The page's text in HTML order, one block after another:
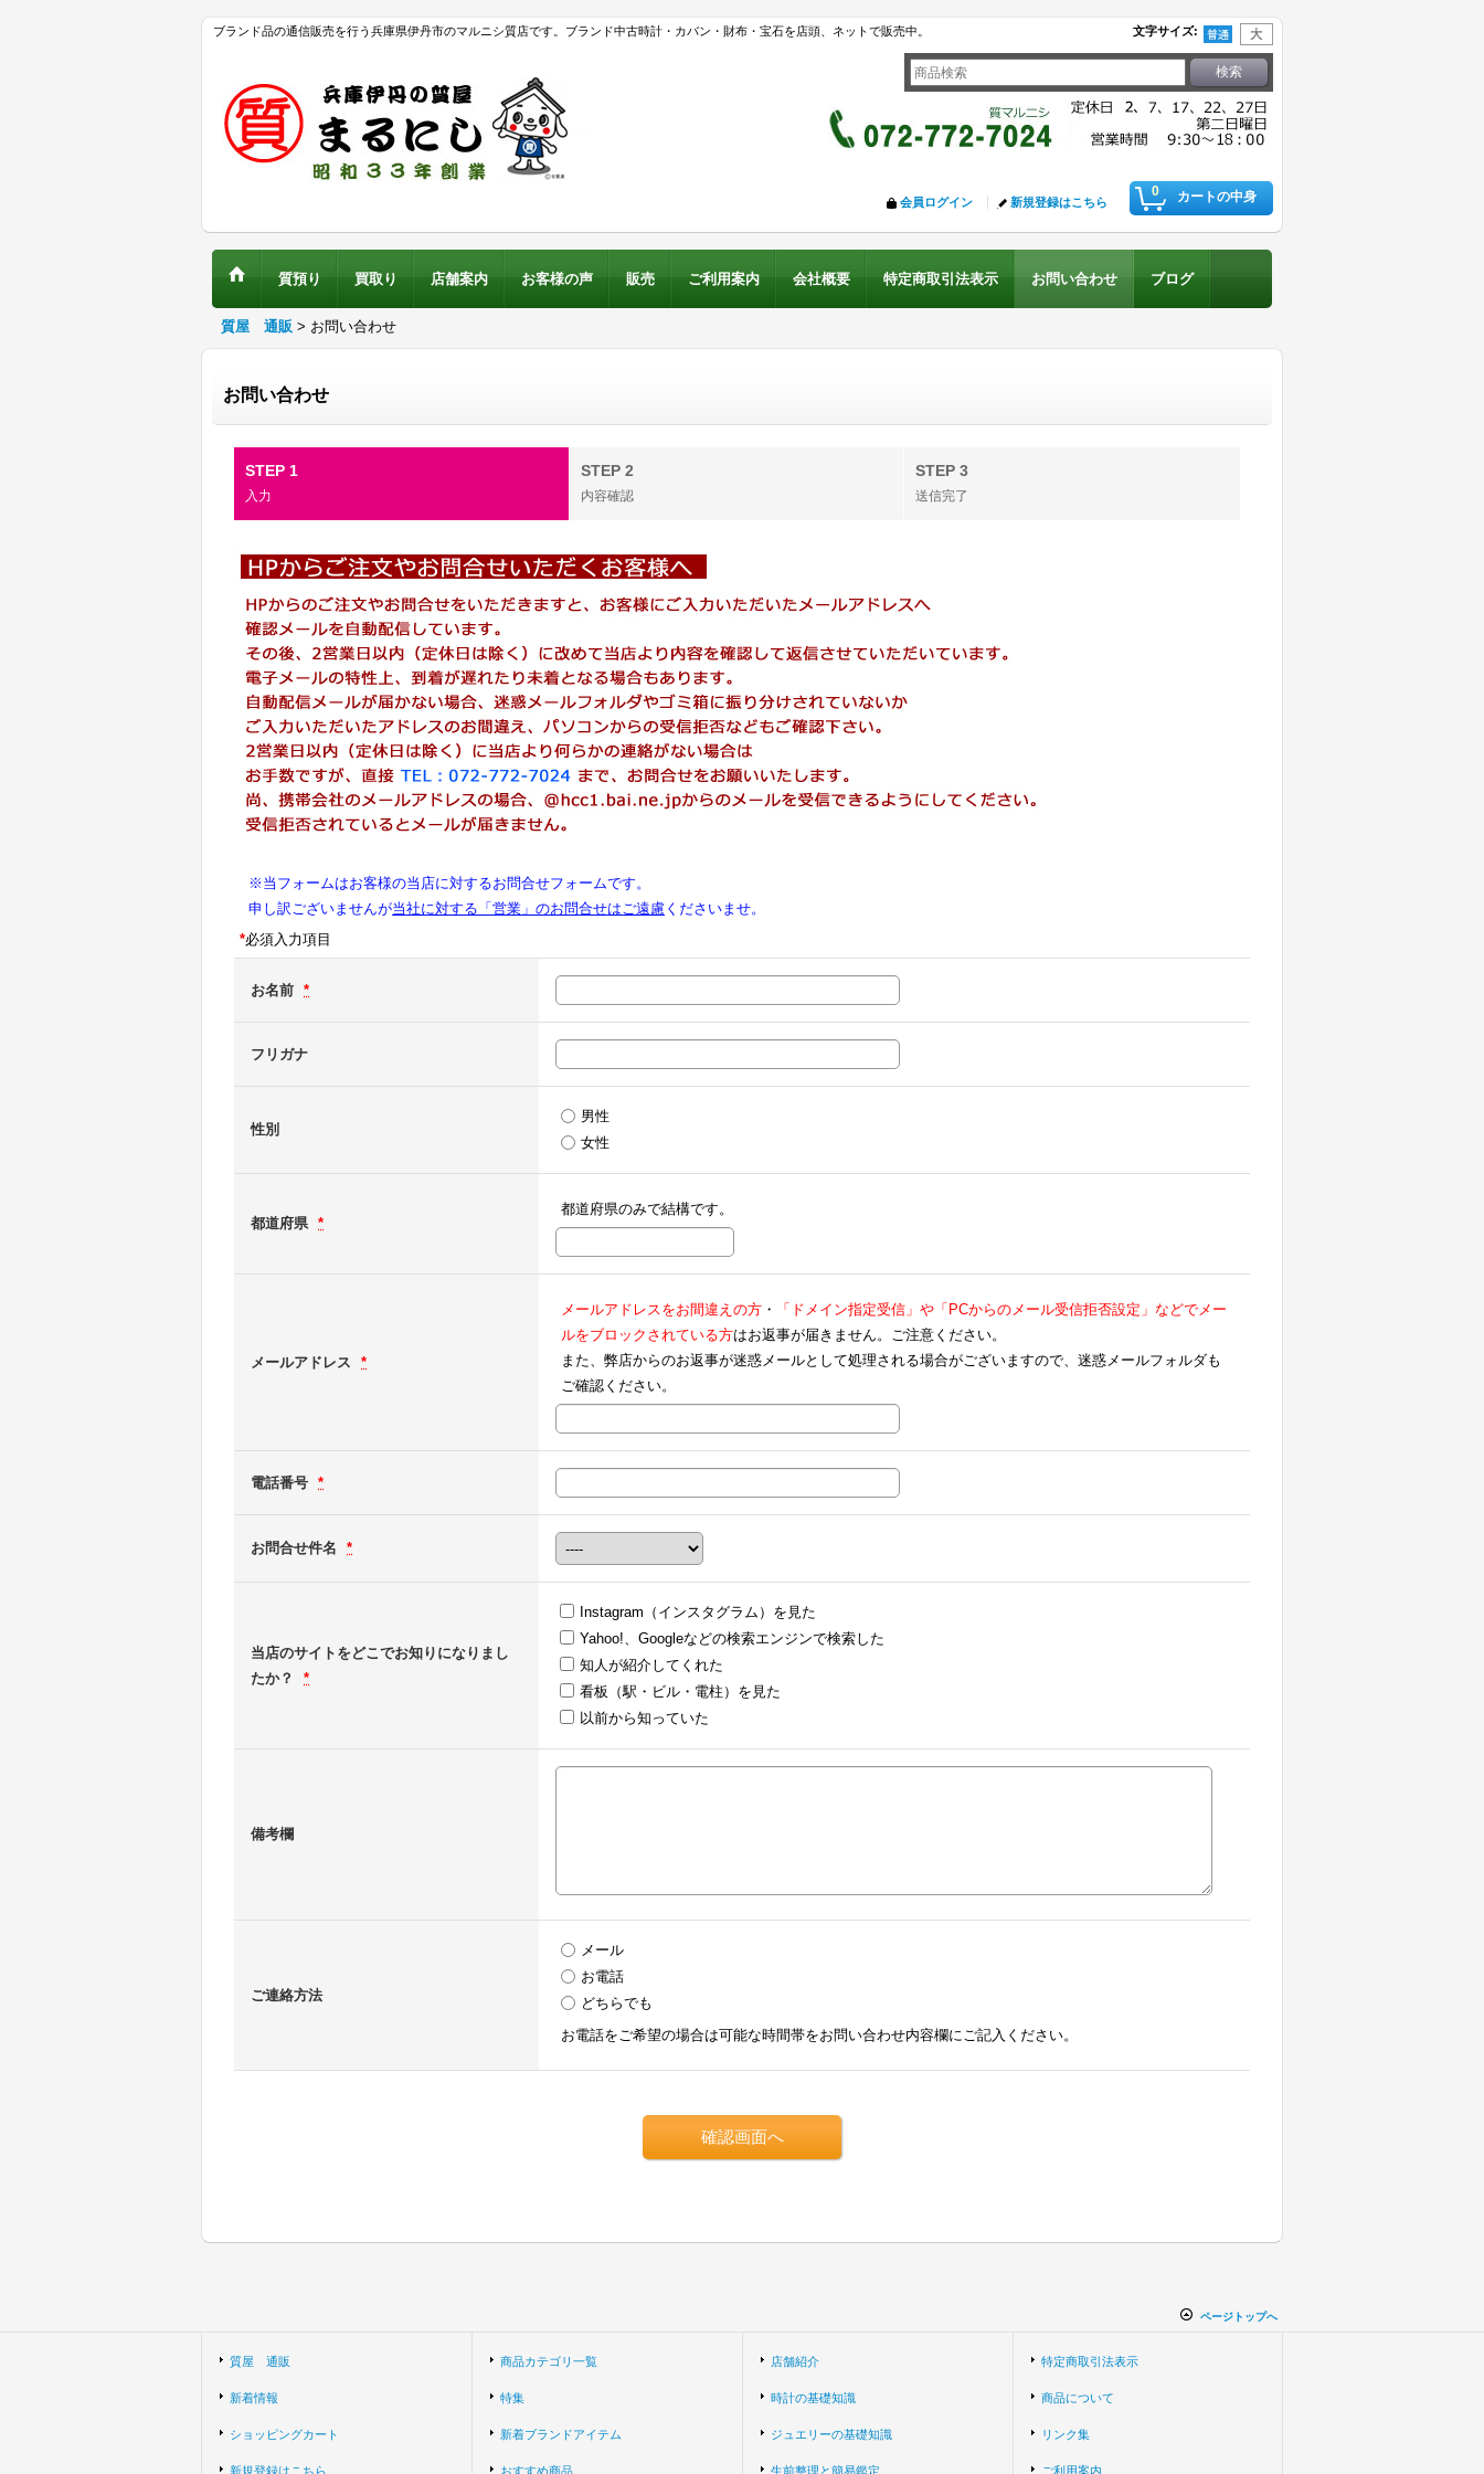
ブランド品の通信販売を行う兵庫県伊丹市のマルニシ質店です。ブランド中古時計・カバン・財布・宝石を店頭、ネットで販売中。 文字サイズ:
0 カートの中身
会員ログイン 新規登録はこちら
質預り 買取り 店舗案内 お客様の声 販売 ご利用案内 会社概要 特定商取引法表示 お問い合わせ ブログ
質屋 通販 > お問い合わせ
お問い合わせ
STEP 1
入力
STEP 2
内容確認
STEP 3
送信完了
※当フォームはお客様の当店に対するお問合せフォームです。
申し訳ございませんが当社に対する「営業」のお問合せはご遠慮 くださいませ。
*必須入力項目
お名前 *
フリガナ
性別
男性
女性
都道府県 *
都道府県のみで結構です。
メールアドレス *
メールアドレスをお間違えの方 ・
「ドメイン指定受信」や「PCからのメール受信拒否設定」などでメー
ルをブロックされている方はお返事が届きません。ご注意ください。
また、弊店からのお返事が迷惑メールとして処理される場合がございますので、迷惑メールフォルダも
ご確認ください。
電話番号 *
お問合せ件名 *
当店のサイトをどこでお知りになりまし
たか？
*
Instagram（インスタグラム）を見た
Yahoo!、Googleなどの検索エンジンで検索した
知人が紹介してくれた
看板（駅・ビル・電柱）を見た
以前から知っていた
備考欄
ご連絡方法
メール
お電話
どちらでも
お電話をご希望の場合は可能な時間帯をお問い合わせ内容欄にご記入ください。
ページトップへ
質屋 通販
新着情報
ショッピングカート
新規登録はこちら
商品カテゴリ一覧
特集
新着ブランドアイテム
おすすめ商品
店舗紹介
時計の基礎知識
ジュエリーの基礎知識
生前整理と簡易鑑定
特定商取引法表示
商品について
リンク集
ご利用案内